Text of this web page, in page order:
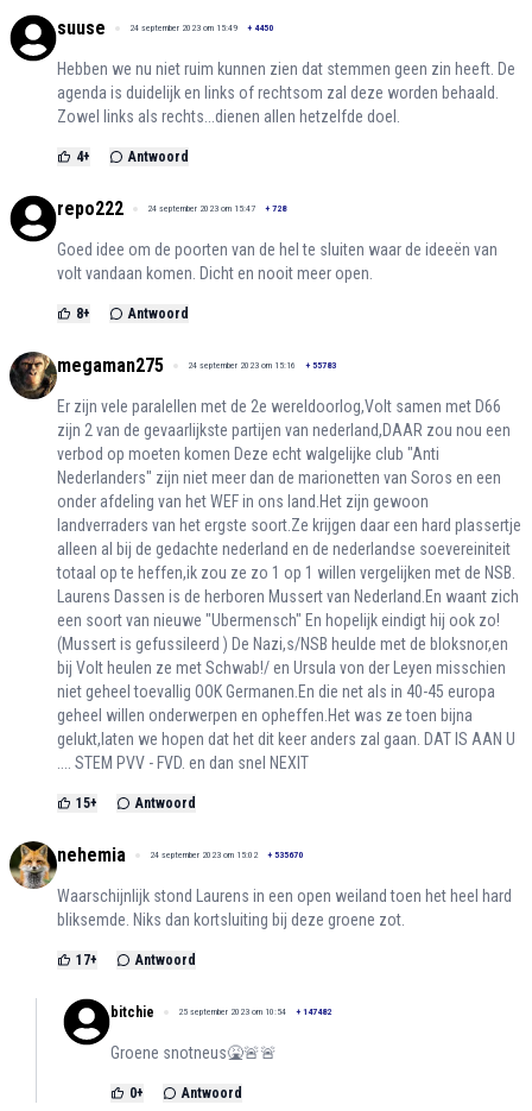
suuse 24 september 2023 om 15:49 + 4450
Hebben we nu niet ruim kunnen zien dat stemmen geen zin heeft. De
agenda is duidelijk en links of rechtsom zal deze worden behaald.
Zowel links als rechts...dienen allen hetzelfde doel.
4+ Antwoord
repo222 24 september 2023 om 15:47 + 728
Goed idee om de poorten van de hel te sluiten waar de ideeën van
volt vandaan komen. Dicht en nooit meer open.
8+ Antwoord
megaman275 24 september 2023 om 15:16 + 55783
Er zijn vele paralellen met de 2e wereldoorlog,Volt samen met D66
zijn 2 van de gevaarlijkste partijen van nederland,DAAR zou nou een
verbod op moeten komen Deze echt walgelijke club "Anti
Nederlanders" zijn niet meer dan de marionetten van Soros en een
onder afdeling van het WEF in ons land.Het zijn gewoon
landverraders van het ergste soort.Ze krijgen daar een hard plassertje
alleen al bij de gedachte nederland en de nederlandse soevereiniteit
totaal op te heffen,ik zou ze zo 1 op 1 willen vergelijken met de NSB.
Laurens Dassen is de herboren Mussert van Nederland.En waant zich
een soort van nieuwe "Ubermensch" En hopelijk eindigt hij ook zo!
(Mussert is gefussileerd ) De Nazi,s/NSB heulde met de bloksnor,en
bij Volt heulen ze met Schwab!/ en Ursula von der Leyen misschien
niet geheel toevallig OOK Germanen.En die net als in 40-45 europa
geheel willen onderwerpen en opheffen.Het was ze toen bijna
gelukt,laten we hopen dat het dit keer anders zal gaan. DAT IS AAN U
.... STEM PVV - FVD. en dan snel NEXIT
15+ Antwoord
nehemia 24 september 2023 om 15:02 + 535670
Waarschijnlijk stond Laurens in een open weiland toen het heel hard
bliksemde. Niks dan kortsluiting bij deze groene zot.
17+ Antwoord
bitchie 25 september 2023 om 10:54 + 147482
Groene snotneus🤮🚨🚨
0+ Antwoord